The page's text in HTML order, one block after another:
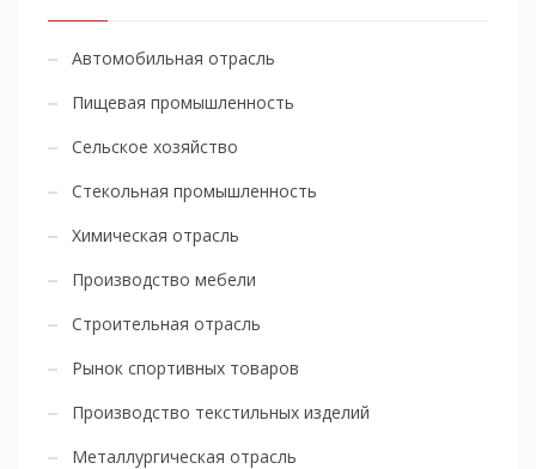
Автомобильная отрасль
Пищевая промышленность
Сельское хозяйство
Стекольная промышленность
Химическая отрасль
Производство мебели
Строительная отрасль
Рынок спортивных товаров
Производство текстильных изделий
Металлургическая отрасль